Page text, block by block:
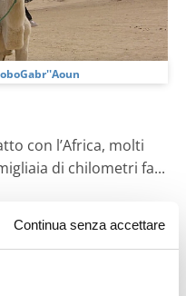
Continua senza accettare
con l’Africa, molti
di chilometri fa...